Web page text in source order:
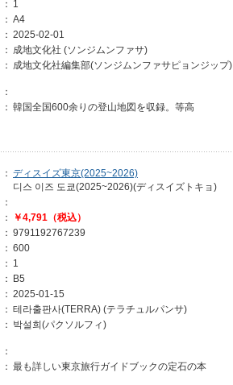
： 1
： A4
： 2025-02-01
： 成地文化社 (ソンジムンファサ)
： 成地文化社編集部(ソンジムンファサピョンジップ)
：
： 韓国全国600余りの登山地図を収録。等高
： ディスイズ東京(2025~2026)
디스 이즈 도쿄(2025~2026)(ディスイズトキョ)
：
：
￥4,791（税込）
： 9791192767239
： 600
： 1
：
B5
： 2025-01-15
： 테라출판사(TERRA) (テラチュルパンサ)
： 박설희(パクソルフィ)
：
： 最も詳しい東京旅行ガイドブックの定石の本